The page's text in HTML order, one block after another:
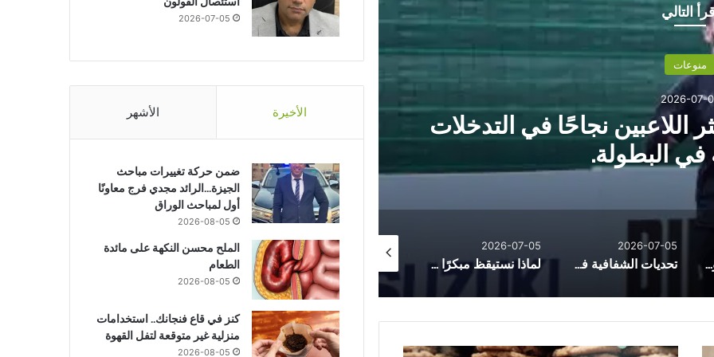
التالي
منوعات
2026-07-
اللاعبين نجاحًا في التدخلات
في البطولة.
منوعات
هذه أبرز العادات ليومية التى
هذه أبرز العادات ليومية التى تزيد خطر جلطات القلب لدى الشباب
2026-07-05
تحديات الشفافية في التداول خارج البورصة
2026-07-05
لماذا نستيقظ مبكرًا دون منبه؟.. وما الذى يكشفه ذلك عن أجسامنا وشخصياتنا؟
2026-07-11
العثورعلى مدينة مفقودة بمصر وجثث بـ “ألسنة ذهبية” عمرها 1600عاما
2026-07-06
2026-07-05
ا
2026-07-05
الأخيرة الأشهر
ضمن حركة تغييرات مباحث
الجيزة…الرائد مجدي فرج معاونًا
أول لمباحث الوراق
2026-08-05
الملح محسن النكهة على مائدة
الطعام
2026-08-05
كنز في قاع فنجانك.. استخدامات
منزلية غير متوقعة لتفل القهوة
2026-08-05